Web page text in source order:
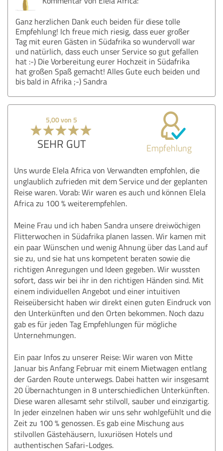
Ganz herzlichen Dank euch beiden für diese tolle
Empfehlung! Ich freue mich riesig, dass euer großer
Tag mit euren Gästen in Südafrika so wundervoll war
und natürlich, dass euch unser Service so gut gefallen
hat :-) Die Vorbereitung eurer Hochzeit in Südafrika
hat großen Spaß gemacht! Alles Gute euch beiden und
bis bald in Afrika ;-) Sandra
5,00 von 5
SEHR GUT Empfehlung
Uns wurde Elela Africa von Verwandten empfohlen, die
unglaublich zufrieden mit dem Service und der geplanten
Reise waren. Vorab: Wir waren es auch und können Elela
Africa zu 100 % weiterempfehlen.
Meine Frau und ich haben Sandra unsere dreiwöchigen
Flitterwochen in Südafrika planen lassen. Wir kamen mit
ein paar Wünschen und wenig Ahnung über das Land auf
sie zu, und sie hat uns kompetent beraten sowie die
richtigen Anregungen und Ideen gegeben. Wir wussten
sofort, dass wir bei ihr in den richtigen Händen sind. Mit
einem individuellen Angebot und einer intuitiven
Reiseübersicht haben wir direkt einen guten Eindruck von
den Unterkünften und den Orten bekommen. Noch dazu
gab es für jeden Tag Empfehlungen für mögliche
Unternehmungen.
Ein paar Infos zu unserer Reise: Wir waren von Mitte
Januar bis Anfang Februar mit einem Mietwagen entlang
der Garden Route unterwegs. Dabei hatten wir insgesamt
20 Übernachtungen in 8 unterschiedlichen Unterkünften.
Diese waren allesamt sehr stilvoll, sauber und einzigartig.
In jeder einzelnen haben wir uns sehr wohlgefühlt und die
Zeit zu 100 % genossen. Es gab eine Mischung aus
stilvollen Gästehäusern, luxuriösen Hotels und
authentischen Safari-Lodges.